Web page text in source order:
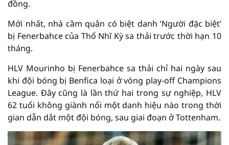
đồng.
Mới nhất, nhà cầm quân có biệt danh ‘Người đặc biệt’
bị Fenerbahce của Thổ Nhĩ Kỳ sa thải trước thời hạn 10
tháng.
HLV Mourinho bị Fenerbahce sa thải chỉ hai ngày sau
khi đội bóng bị Benfica loại ở vòng play-off Champions
League. Đây cũng là lần thứ hai trong sự nghiệp, HLV
62 tuổi không giành nổi một danh hiệu nào trong thời
gian dẫn dắt một đội bóng, sau giai đoạn ở Tottenham.